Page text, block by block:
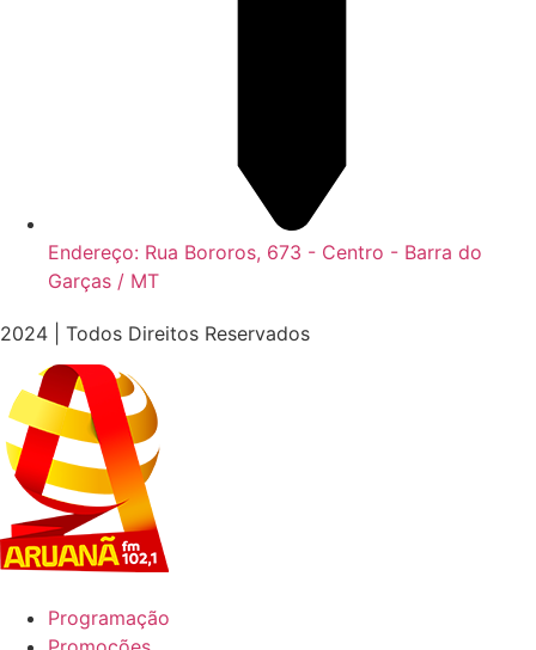
Endereço: Rua Bororos, 673 - Centro - Barra do
Garças / MT
2024 | Todos Direitos Reservados
Programação